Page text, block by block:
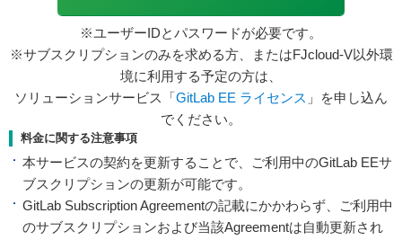
※ユーザーIDとパスワードが必要です。
※サブスクリプションのみを求める方、またはFJcloud-V以外環
境に利用する予定の方は、
ソリューションサービス「GitLab EE ライセンス 」を申し込ん
でください。
料金に関する注意事項
本サービスの契約を更新することで、ご利用中のGitLab EEサ
ブスクリプションの更新が可能です。
GitLab Subscription Agreementの記載にかかわらず、ご利用中
のサブスクリプションおよび当該Agreementは自動更新され